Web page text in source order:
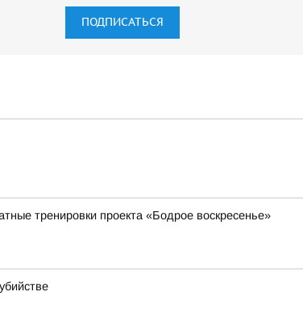
ПОДПИСАТЬСЯ
тренировки проекта «Бодрое воскресенье»